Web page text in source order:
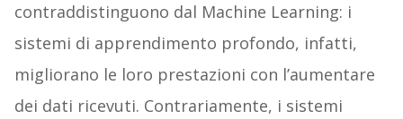
contraddistinguono dal Machine Learning: i
sistemi di apprendimento profondo, infatti,
migliorano le loro prestazioni con l’aumentare
dei dati ricevuti. Contrariamente, i sistemi